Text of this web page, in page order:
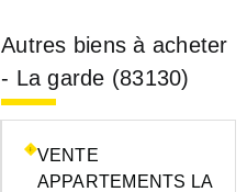
Autres biens à acheter
- La garde (83130)
VENTE
APPARTEMENTS LA